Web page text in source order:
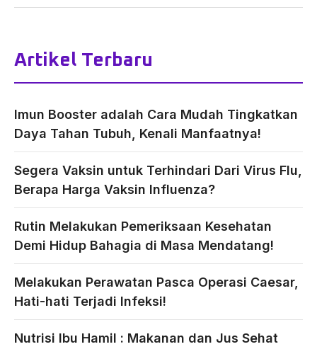
Artikel Terbaru
Imun Booster adalah Cara Mudah Tingkatkan
Daya Tahan Tubuh, Kenali Manfaatnya!
Segera Vaksin untuk Terhindari Dari Virus Flu,
Berapa Harga Vaksin Influenza?
Rutin Melakukan Pemeriksaan Kesehatan
Demi Hidup Bahagia di Masa Mendatang!
Melakukan Perawatan Pasca Operasi Caesar,
Hati-hati Terjadi Infeksi!
Nutrisi Ibu Hamil : Makanan dan Jus Sehat